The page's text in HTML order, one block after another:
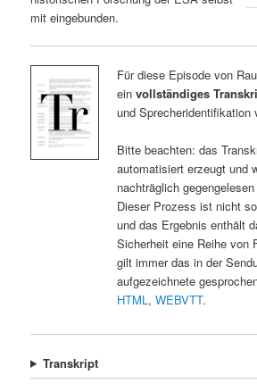
mit eingebunden.
Für diese Episode von
ein vollständiges
und Sprecheridentifikation
Bitte beachten: das
automatisiert erzeugt und
nachträglich
Dieser Prozess ist nicht
und das Ergebnis enthält
Sicherheit eine Reihe von
gilt immer das in der
aufgezeichnete
HTML, WEBVTT.
Transkript